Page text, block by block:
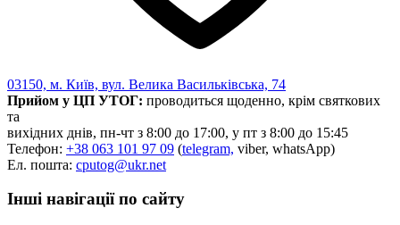
03150, м. Київ, вул. Велика Васильківська, 74
Прийом у ЦП УТОГ: проводиться щоденно, крім святкових
та
вихідних днів, пн-чт з 8:00 до 17:00, у пт з 8:00 до 15:45
Телефон: +38 063 101 97 09 (telegram, viber, whatsApp)
Ел. пошта: cputog@ukr.net
Інші навігації по сайту